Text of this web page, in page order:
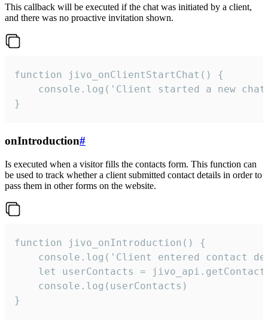
This callback will be executed if the chat was initiated by a client,
and there was no proactive invitation shown.
function jivo_onClientStartChat() {
console.log('Client started a new
}
onIntroduction#
Is executed when a visitor fills the contacts form. This function can
be used to track whether a client submitted contact details in order to
pass them in other forms on the website.
function jivo_onIntroduction() {
console.log('Client entered contact
let userContacts =
    console.log(userContacts)
}